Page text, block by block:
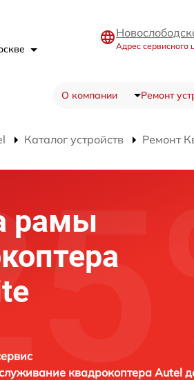
Адрес сервисного
О компании Ремонт
Каталог устройств Ремонт
рамы
квадрокоптера Autel